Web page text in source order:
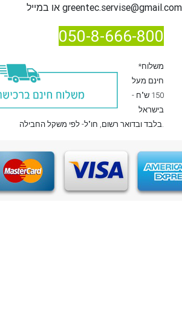
greentec.servise@gmail.com
050-8-666-800
*משלוח
חינם מעל
150 ש"ח -
בישראל
בלבדובדואר רשום , חו"ל- לפי משקל החבילה.